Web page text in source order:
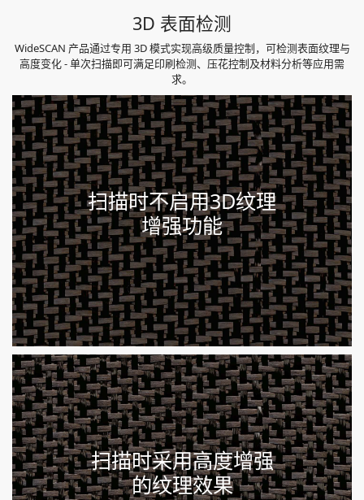
3D 表面检测
WideSCAN 产品通过专用 3D 模式实现高级质量控制，可检测表面纹理与
高度变化 - 单次扫描即可满足印刷检测、压花控制及材料分析等应用需
求。
扫描时不启用3D纹理
增强功能
扫描时采用高度增强
的纹理效果